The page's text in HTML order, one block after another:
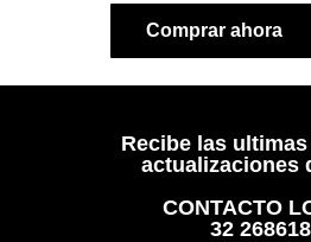
Comprar ahora
Recibe las
actualizaciones
CONTACTO
32